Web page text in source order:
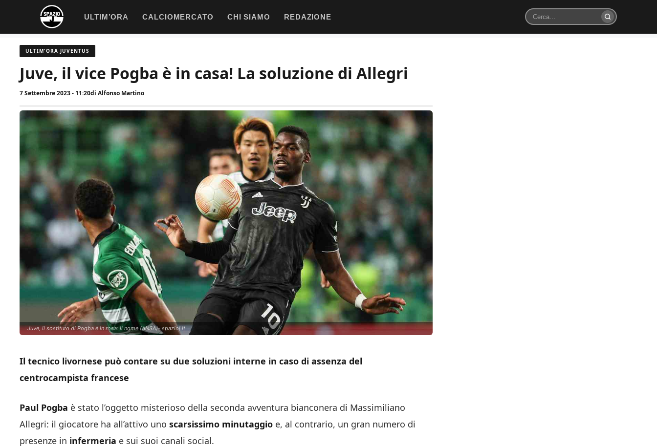
contenuto
ULTIM’ORA CALCIOMERCATO CHI SIAMO REDAZIONE
Cerca
ULTIM'ORA JUVENTUS
Juve, il vice Pogba è in casa! La soluzione di Allegri
7 Settembre 2023 - 11:20di Alfonso Martino
Juve, il sostituto di Pogba è in rosa: il nome (ANSA)- spazioj.it
Il tecnico livornese può contare su due soluzioni interne in caso di assenza del
centrocampista francese
Paul Pogba è stato l’oggetto misterioso della seconda avventura bianconera di Massimiliano
Allegri: il giocatore ha all’attivo uno scarsissimo minutaggio e, al contrario, un gran numero di
presenze in infermeria e sui suoi canali social.